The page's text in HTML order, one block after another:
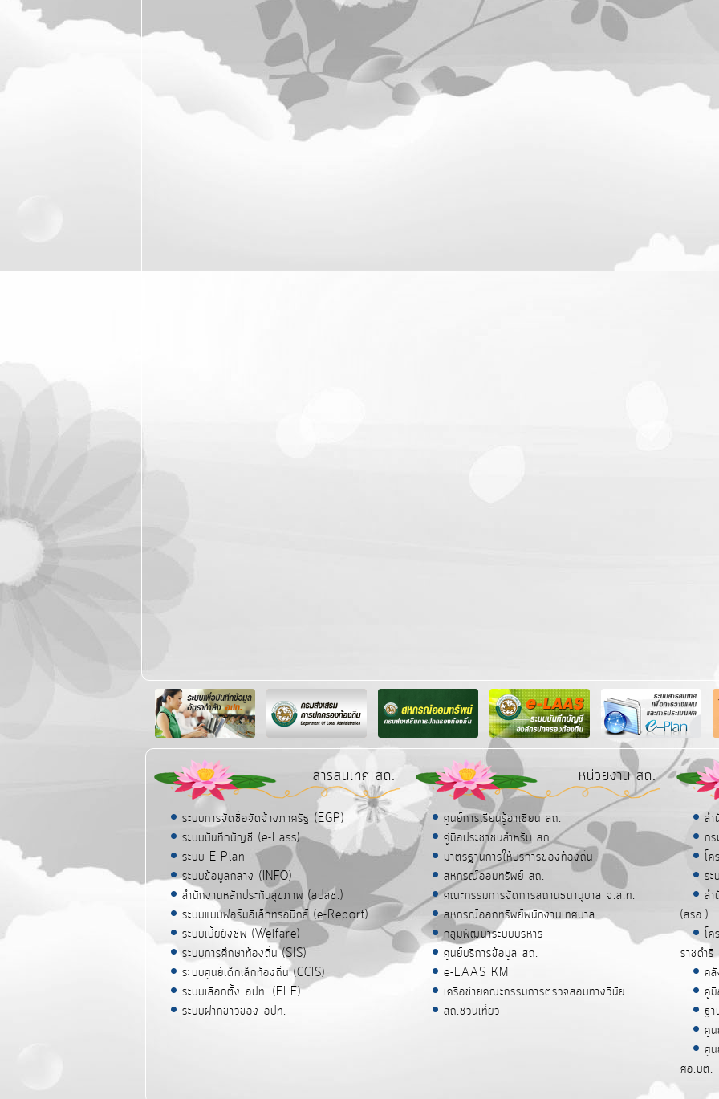
สารสนเทศ สถ.
ระบบการจัดซื้อจัดจ้างภาครัฐ (EGP)
ระบบบันทึกบัญชี (e-Lass)
ระบบ E-Plan
ระบบข้อมูลกลาง (INFO)
สำนักงานหลักประกันสุขภาพ (สปสช.)
ระบบแบบฟอร์มอิเล็กทรอนิกส์ (e-Report)
ระบบเบี้ยยังชีพ (Welfare)
ระบบการศึกษาท้องถิ่น (SIS)
ระบบศูนย์เด็กเล็กท้องถิ่น (CCIS)
ระบบเลือกตั้ง อปท. (ELE)
ระบบฝากข่าวของ อปท.
หน่วยงาน สถ.
ศูนย์การเรียนรู้อาเซียน สถ.
คู่มือประชาชนสำหรับ สถ.
มาตรฐานการให้บริการของท้องถิ่น
สหกรณ์ออมทรัพย์ สถ.
คณะกรรมการจัดการสถานธนานุบาล จ.ส.ท.
สหกรณ์ออกทรัพย์พนักงานเทศบาล
กลุ่มพัฒนาระบบบริหาร
ศูนย์บริการข้อมูล สถ.
e-LAAS KM
เครือข่ายคณะกรรมการตรวจสอบทางวินัย
สถ.ชวนเที่ยว
ส
ก
โ
ร
ส
(สรอ.)
โ
ราชดำริ
ค
คู่
ฐ
ศู
ศู
ศอ.บต.